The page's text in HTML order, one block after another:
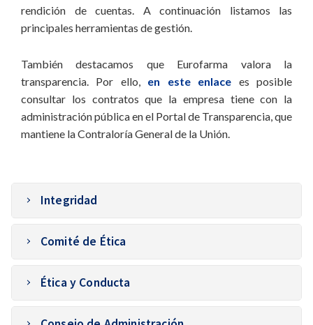
rendición de cuentas. A continuación listamos las
principales herramientas de gestión.
También destacamos que Eurofarma valora la
transparencia. Por ello, en este enlace es posible
consultar los contratos que la empresa tiene con la
administración pública en el Portal de Transparencia, que
mantiene la Contraloría General de la Unión.
Integridad
Con el objetivo de garantizar las mejores prácticas
del mercado, junto con la mejora del gobierno
corporativo, la empresa cuenta con un área dedicada
a la Integridad Corporativa, que abarca Compliance,
Gestión de Riesgo y Auditoría Interna. Se reporta de
forma directa al Comité de Ética, vinculado
Comité de Ética
El Comité de Ética es responsable de recibir los
sucesos que provienen de los distintos canales de
comunicación, realizar los análisis y dar el
seguimiento adecuado a los hechos. Realiza reuniones
Ética y Conducta
Código de Ética y Conducta